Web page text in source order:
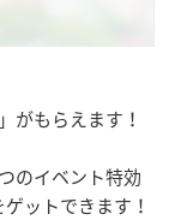
がもらえます！
のイベント特効
ットできます！